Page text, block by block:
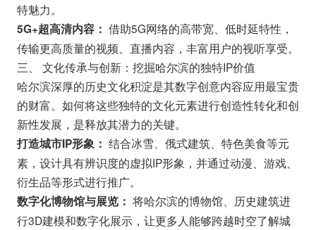
特魅力。
5G+超高清内容： 借助5G网络的高带宽、低时延特性，
传输更高质量的视频、直播内容，丰富用户的视听享受。
三、 文化传承与创新：挖掘哈尔滨的独特IP价值
哈尔滨深厚的历史文化积淀是其数字创意内容应用最宝贵
的财富。如何将这些独特的文化元素进行创造性转化和创
新性发展，是释放其潜力的关键。
打造城市IP形象： 结合冰雪、俄式建筑、特色美食等元
素，设计具有辨识度的虚拟IP形象，并通过动漫、游戏、
衍生品等形式进行推广。
数字化博物馆与展览： 将哈尔滨的博物馆、历史建筑进
行3D建模和数字化展示，让更多人能够跨越时空了解城